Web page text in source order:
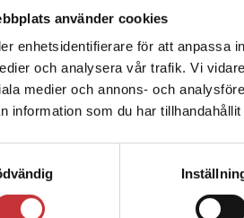
använder cookies
enhetsidentifierare för att anpassa
och analysera vår trafik. Vi
medier och annons- och
information som du har
Det verkar som
enhet utanför
Sverige. För att
Sveriges
Kontakta
Kontakta oss